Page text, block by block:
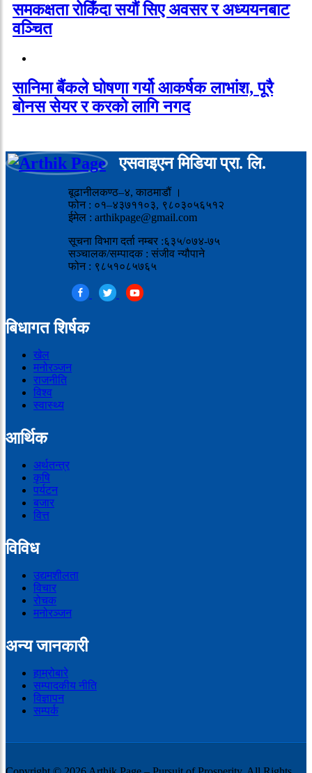
समकक्षता रोकिँदा सयौं सिए अवसर र अध्ययनबाट
वञ्चित
सानिमा बैंकले घोषणा गर्यो आकर्षक लाभांश, पूरै
बोनस सेयर र करको लागि नगद
एसवाइएन मिडिया प्रा. लि.
बूढानीलकण्ठ–४, काठमाडौं ।
फोन : ०१–४३७११०३, ९८०३०५६५१२
ईमेल : arthikpage@gmail.com
सूचना विभाग दर्ता नम्बर :६३५/०७४-७५
सञ्चालक/सम्पादक : संजीव न्यौपाने
फोन : ९८५१०८५७६५
बिधागत शिर्षक
खेल
मनोरञ्जन
राजनीति
विश्व
स्वास्थ्य
आर्थिक
अर्थतन्त्र
कृषि
पर्यटन
बजार
वित्त
विविध
उद्यमशीलता
विचार
रोचक
मनोरञ्जन
अन्य जानकारी
हाम्रोबारे
सम्पादकीय नीति
विज्ञापन
सम्पर्क